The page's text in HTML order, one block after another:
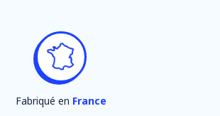
Fabriqué en France